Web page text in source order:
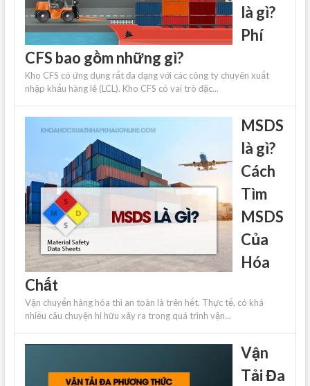
là gì?
Phí
CFS bao gồm những gì?
Kho CFS có ứng dụng rất đa dạng với các công ty chuyên xuất
nhập khẩu hàng lẻ (LCL). Kho CFS có vai trò đặc...
MSDS
là gì?
Cách
Tìm
MSDS
Của
Hóa
Chất
Vận chuyển hàng hóa thì an toàn là trên hết. Thực tế, có khá
nhiều câu chuyện hi hữu xảy ra trong quá trình vận...
Vận
Tải Đa